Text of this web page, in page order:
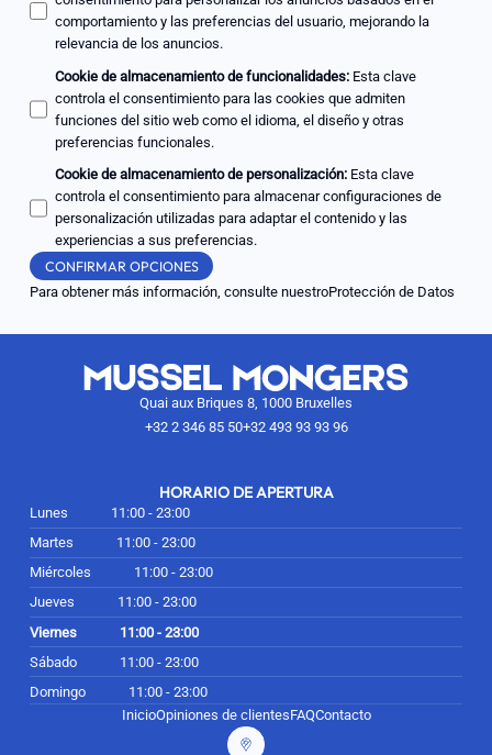
comportamiento y las preferencias del usuario, mejorando la
relevancia de los anuncios.
Cookie de almacenamiento de funcionalidades: Esta clave
controla el consentimiento para las cookies que admiten
funciones del sitio web como el idioma, el diseño y otras
preferencias funcionales.
Cookie de almacenamiento de personalización: Esta clave
controla el consentimiento para almacenar configuraciones de
personalización utilizadas para adaptar el contenido y las
experiencias a sus preferencias.
CONFIRMAR OPCIONES
Para obtener más información, consulte nuestroProtección de Datos
Quai aux Briques 8, 1000 Bruxelles
+32 2 346 85 50+32 493 93 93 96
HORARIO DE APERTURA
Lunes
11:00 - 23:00
Martes
11:00 - 23:00
Miércoles
11:00 - 23:00
Jueves
11:00 - 23:00
Viernes
11:00 - 23:00
Sábado
11:00 - 23:00
Domingo
11:00 - 23:00
InicioOpiniones de clientesFAQContacto